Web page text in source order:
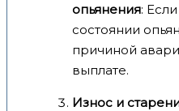
опьянения:
состоянии
причиной
выплате.
Износ и